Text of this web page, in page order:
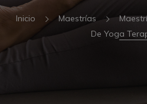
Inicio Maestrías
De Yoga